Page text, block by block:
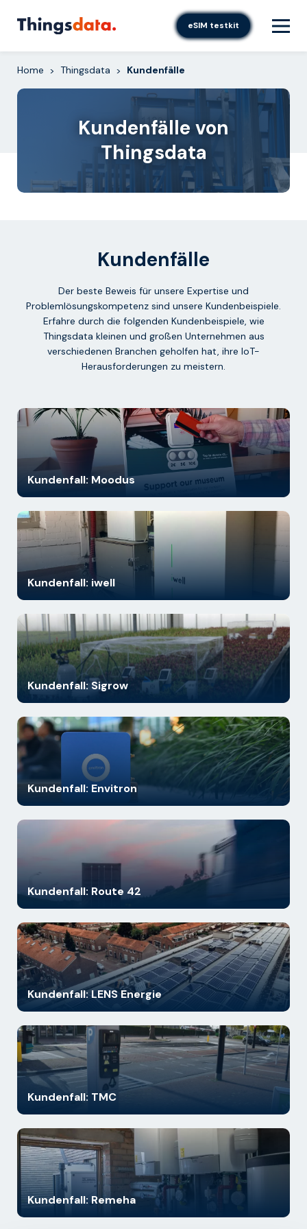
eSIM testkit
Home > Thingsdata > Kundenfälle
Kundenfälle von
Thingsdata
Kundenfälle
Der beste Beweis für unsere Expertise und
Problemlösungskompetenz sind unsere Kundenbeispiele.
Erfahre durch die folgenden Kundenbeispiele, wie
Thingsdata kleinen und großen Unternehmen aus
verschiedenen Branchen geholfen hat, ihre IoT-
Herausforderungen zu meistern.
Kundenfall: Moodus
Kundenfall: iwell
Kundenfall: Sigrow
Kundenfall: Envitron
Kundenfall: Route 42
Kundenfall: LENS Energie
Kundenfall: TMC
Kundenfall: Remeha